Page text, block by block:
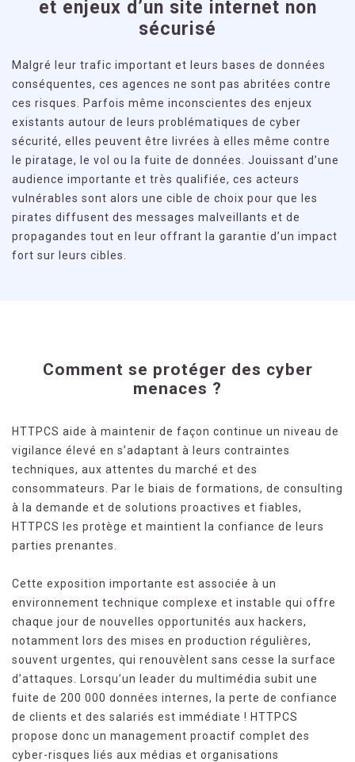
et enjeux d’un site internet non
sécurisé
Malgré leur trafic important et leurs bases de données
conséquentes, ces agences ne sont pas abritées contre
ces risques. Parfois même inconscientes des enjeux
existants autour de leurs problématiques de cyber
sécurité, elles peuvent être livrées à elles même contre
le piratage, le vol ou la fuite de données. Jouissant d’une
audience importante et très qualifiée, ces acteurs
vulnérables sont alors une cible de choix pour que les
pirates diffusent des messages malveillants et de
propagandes tout en leur offrant la garantie d’un impact
fort sur leurs cibles.
Comment se protéger des cyber
menaces ?
HTTPCS aide à maintenir de façon continue un niveau de
vigilance élevé en s’adaptant à leurs contraintes
techniques, aux attentes du marché et des
consommateurs. Par le biais de formations, de consulting
à la demande et de solutions proactives et fiables,
HTTPCS les protège et maintient la confiance de leurs
parties prenantes.
Cette exposition importante est associée à un
environnement technique complexe et instable qui offre
chaque jour de nouvelles opportunités aux hackers,
notamment lors des mises en production régulières,
souvent urgentes, qui renouvèlent sans cesse la surface
d’attaques. Lorsqu’un leader du multimédia subit une
fuite de 200 000 données internes, la perte de confiance
de clients et des salariés est immédiate ! HTTPCS
propose donc un management proactif complet des
cyber-risques liés aux médias et organisations